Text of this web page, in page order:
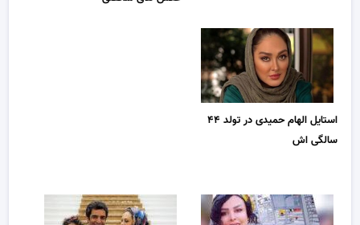
استایل الهام حمیدی در تولد ۴۴
سالگی اش